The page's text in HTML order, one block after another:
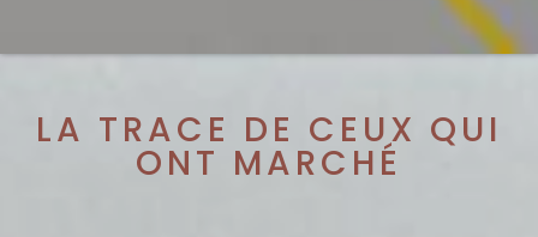
LA TRACE DE CEUX QUI
ONT MARCHÉ